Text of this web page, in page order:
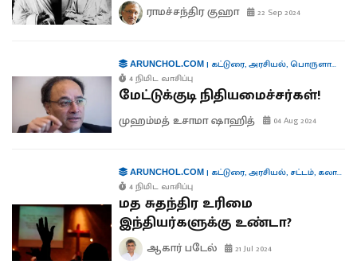
ராமச்சந்திர குஹா 22 Sep 2024
ARUNCHOL.COM| கட்டுரை,அரசியல்,பொருளாதாரம்
4 நிமிட வாசிப்பு
மேட்டுக்குடி நிதியமைச்சர்கள்!
முஹம்மத் உசாமா ஷாஹித் 04 Aug 2024
ARUNCHOL.COM| கட்டுரை,அரசியல், சட்டம், கலாச்சாரம்
4 நிமிட வாசிப்பு
மத சுதந்திர உரிமை
இந்தியர்களுக்கு உண்டா?
ஆகார் படேல் 21 Jul 2024